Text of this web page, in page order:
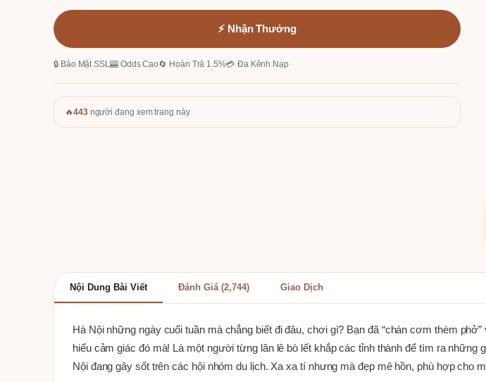
⚡ Nhận Thưởng
🔒 Bảo Mật SSL 🎰 Odds Cao🔄 Hoàn Trả 1.5%💳 Đa Kênh Nạp
🔥443người đang xem trang này
Nội Dung Bài Viết Đánh Giá (2,744) Giao Dịch
Hà Nội những ngày cuối tuần mà chẳng biết đi đâu, chơi gì? Bạn đã “chán cơm thèm
hiểu cảm giác đó mà! Là một người từng lăn lê bò lết khắp các tỉnh thành để tìm ra
Nội đang gây sốt trên các hội nhóm du lịch. Xa xa tí nhưng mà đẹp mê hồn, phù hợp cho